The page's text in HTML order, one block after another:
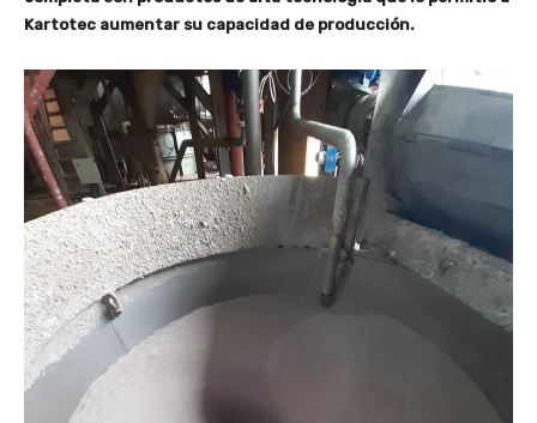
Kartotec aumentar su capacidad de producción.